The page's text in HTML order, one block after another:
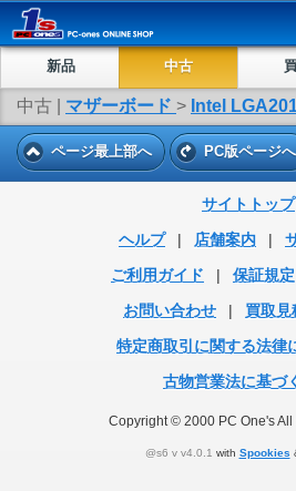
新品 中古
中古 | マザーボード > Intel
ページ最上部へ PC版ページへ
サイトトップ
ヘルプ
| 店舗案内 |
ご利用ガイド
| 保証規定
お問い合わせ
|
買取見
特定商取引に関する法律
古物営業法に基づ
Copyright © 2000 PC One's
@s6 v v4.0.1 with Spookies